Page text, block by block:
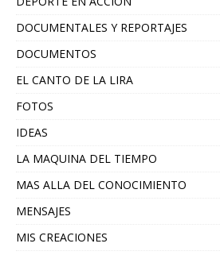
DOCUMENTALES Y REPORTAJES
DOCUMENTOS
EL CANTO DE LA LIRA
FOTOS
IDEAS
LA MAQUINA DEL TIEMPO
MAS ALLA DEL CONOCIMIENTO
MENSAJES
MIS CREACIONES